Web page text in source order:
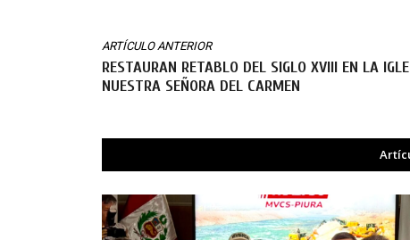
ARTÍCULO ANTERIOR
RESTAURAN RETABLO DEL SIGLO XVIII EN LA
NUESTRA SEÑORA DEL CARMEN